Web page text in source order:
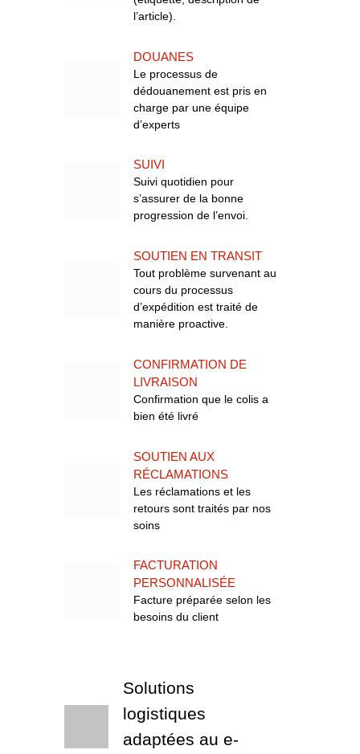
l’article).
DOUANES
Le processus de
dédouanement est pris en
charge par une équipe
d’experts
SUIVI
Suivi quotidien pour
s’assurer de la bonne
progression de l’envoi.
SOUTIEN EN TRANSIT
Tout problème survenant au
cours du processus
d’expédition est traité de
manière proactive.
CONFIRMATION DE
LIVRAISON
Confirmation que le colis a
bien été livré
SOUTIEN AUX
RÉCLAMATIONS
Les réclamations et les
retours sont traités par nos
soins
FACTURATION
PERSONNALISÉE
Facture préparée selon les
besoins du client
Solutions
logistiques
adaptées au e-